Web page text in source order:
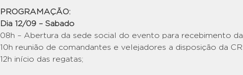
PROGRAMAÇÃO:
Dia 12/09 – Sabado
08h – Abertura da sede social do evento para recebimento
10h reunião de comandantes e velejadores a disposição da
12h início das regatas;